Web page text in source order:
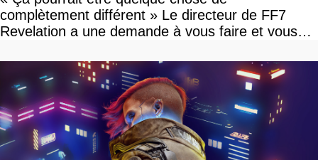
complètement différent » Le directeur de FF7
Revelation a une demande à vous faire et vous